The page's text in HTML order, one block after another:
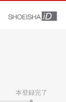
本登録完了